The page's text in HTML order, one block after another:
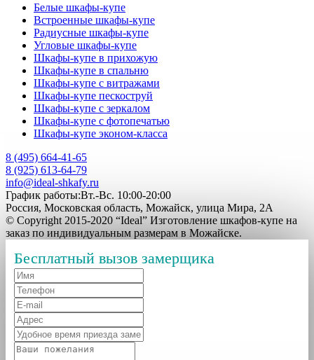
Белые шкафы-купе
Встроенные шкафы-купе
Радиусные шкафы-купе
Угловые шкафы-купе
Шкафы-купе в прихожую
Шкафы-купе в спальню
Шкафы-купе с витражами
Шкафы-купе пескоструй
Шкафы-купе с зеркалом
Шкафы-купе с фотопечатью
Шкафы-купе эконом-класса
8 (495) 664-41-65
8 (925) 613-64-79
info@ideal-shkafy.ru
График работы:Вт.-Вс. 10:00-20:00
Россия, Московская область, Можайск, улица Мира, 2А
© Copyright 2015-2020 “Ideal” Изготовление шкафов-купе на
заказ по индивидуальным размерам в Можайске.
Бесплатный вызов замерщика